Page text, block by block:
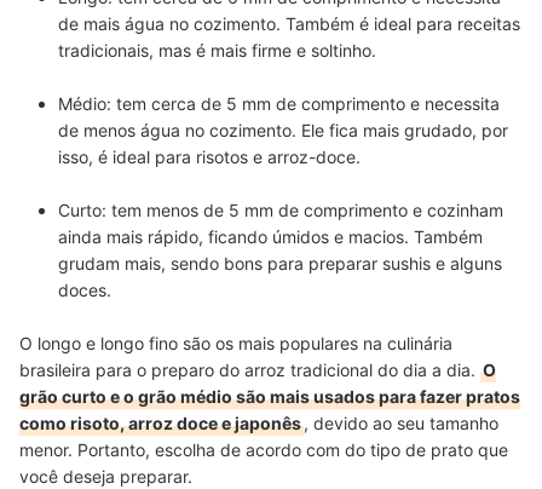
de mais água no cozimento. Também é ideal para receitas
tradicionais, mas é mais firme e soltinho.
Médio: tem cerca de 5 mm de comprimento e necessita
de menos água no cozimento. Ele fica mais grudado, por
isso, é ideal para risotos e arroz-doce.
Curto: tem menos de 5 mm de comprimento e cozinham
ainda mais rápido, ficando úmidos e macios. Também
grudam mais, sendo bons para preparar sushis e alguns
doces.
O longo e longo fino são os mais populares na culinária
brasileira para o preparo do arroz tradicional do dia a dia. O
grão curto e o grão médio são mais usados para fazer pratos
como risoto, arroz doce e japonês, devido ao seu tamanho
menor. Portanto, escolha de acordo com do tipo de prato que
você deseja preparar.